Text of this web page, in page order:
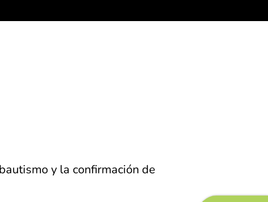
y la confirmación de